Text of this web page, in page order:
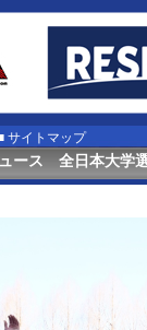
サイトマップ
ース 全日本大学